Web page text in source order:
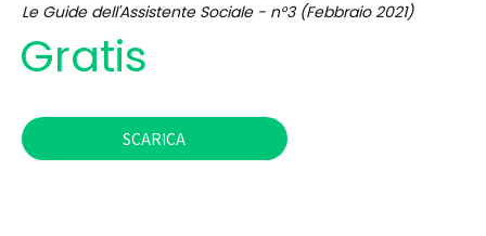
Le Guide dell'Assistente Sociale - n°3 (Febbraio 2021)
Gratis
SCARICA